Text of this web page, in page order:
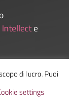
Intellecte
di lucro. Puoi
settings